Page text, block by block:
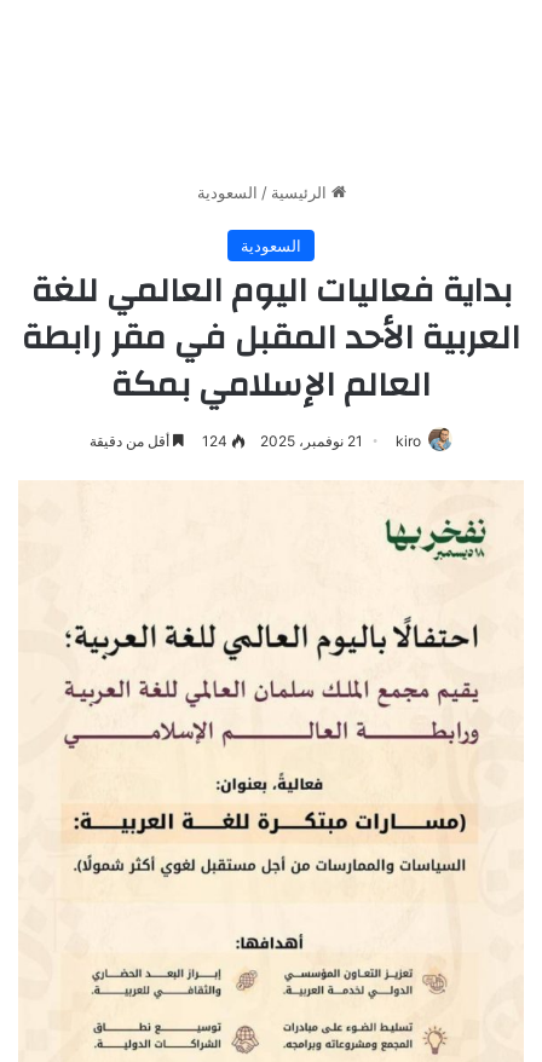
الرئيسية / السعودية
السعودية
بداية فعاليات اليوم العالمي للغة
العربية الأحد المقبل في مقر رابطة
العالم الإسلامي بمكة
kiro 21 نوفمبر، 2025 124 أقل من دقيقة